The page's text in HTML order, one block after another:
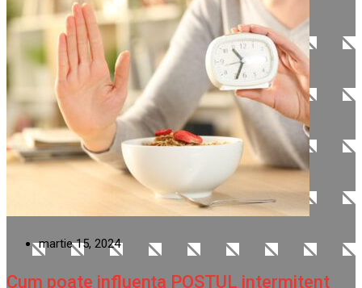
martie 15, 2024
Cum poate influența POSTUL intermitent